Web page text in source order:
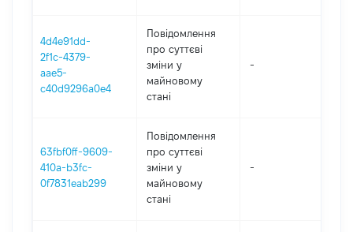
4d4e91dd-
2f1c-4379-
aae5-
c40d9296a0e4
Повідомлення
про суттєві
зміни y
майновому
стані
-
63fbf0ff-9609-
410a-b3fc-
0f7831eab299
Повідомлення
про суттєві
зміни y
майновому
стані
-